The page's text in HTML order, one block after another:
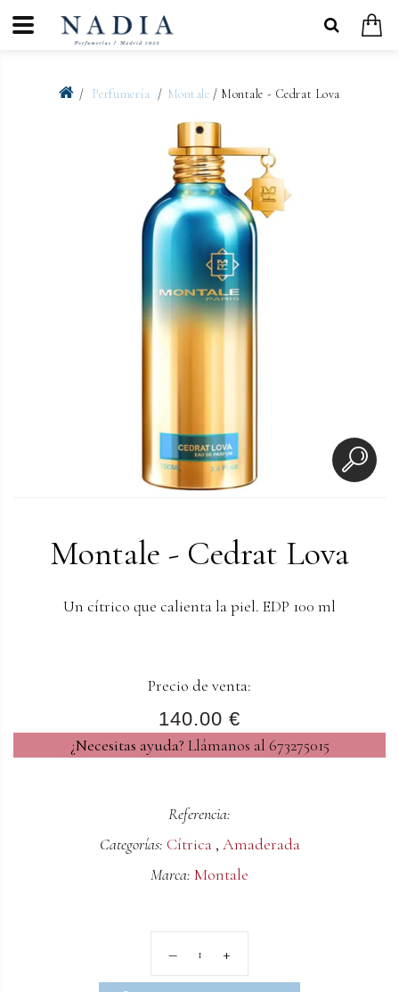
Perfumería Montale / Montale - Cedrat Lova
Montale - Cedrat Lova
Un cítrico que calienta la piel. EDP 100 ml
Precio de venta:
140.00 €
¿Necesitas ayuda? Llámanos al 673275015
Referencia:
Categorías: Cítrica, Amaderada
Marca: Montale